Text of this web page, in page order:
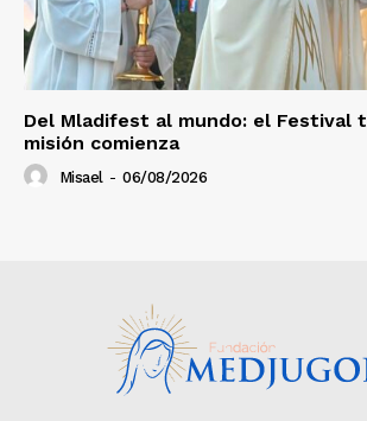
Del Mladifest al mundo: el Festival
misión comienza
Misael - 06/08/2026